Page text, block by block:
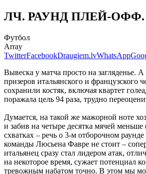
ЛЧ. РАУНД ПЛЕЙ-
Футбол
Array
TwitterFacebookDraugiem.lvWhatsApp
Вывеска у матча просто на загляденье.
призеров итальянского и
сохранили костяк, включая квартет
поражала цель 94 раза, трудно
Думается, на такой же мажорной ноте
и забив на четыре десятка мячей
схватках – речь о 3-м отборочном
команды Люсьена Фавре не стоит –
итальянец сразу стал лидером атак,
на некоторое время, сужает потенциал
тревожным набатом точно. В этом мы